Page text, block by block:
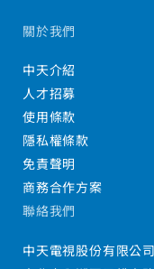
關於我們
中天介紹
人才招募
使用條款
隱私權條款
免責聲明
商務合作方案
聯絡我們
中天電視股份有限公司